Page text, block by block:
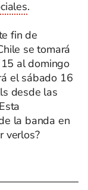
.
fin de
se tomará
al domingo
el sábado 16
desde las
la banda en
verlos?